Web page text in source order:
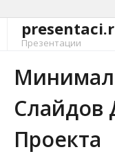
Перейти
Презентации
Слайдов
Проекта